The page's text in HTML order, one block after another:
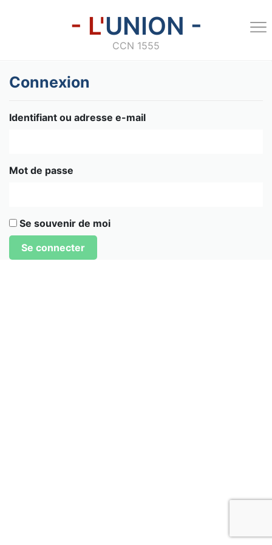
- L'UNION -
CCN 1555
Connexion
Identifiant ou adresse e-mail
Mot de passe
Se souvenir de moi